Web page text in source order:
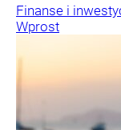
Finanse i
Wprost